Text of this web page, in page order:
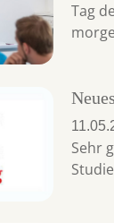
Tag
Sehr